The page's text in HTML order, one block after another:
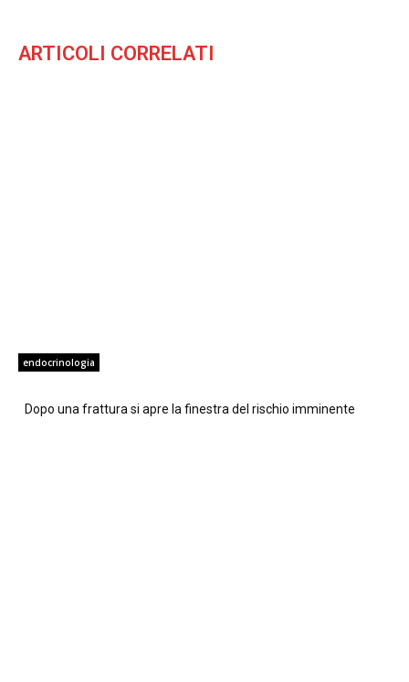
ARTICOLI CORRELATI
endocrinologia
Dopo una frattura si apre la finestra del rischio imminente